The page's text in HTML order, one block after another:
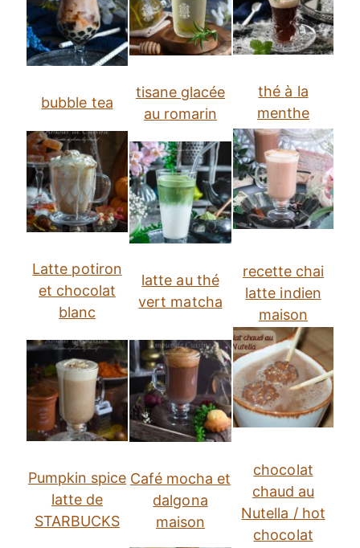
bubble tea
tisane glacée
au romarin
thé à la
menthe
Latte potiron
et chocolat
blanc
latte au thé
vert matcha
recette chai
latte indien
maison
Pumpkin spice
latte de
STARBUCKS
Café mocha et
dalgona
maison
chocolat
chaud au
Nutella / hot
chocolat